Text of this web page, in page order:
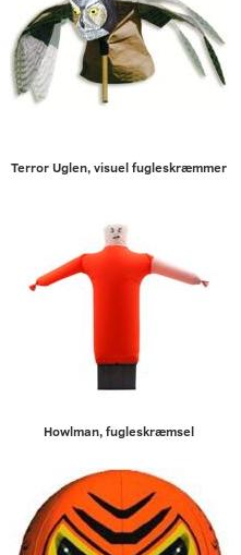
Terror Uglen, visuel fugleskræmmer
Howlman, fugleskræmsel